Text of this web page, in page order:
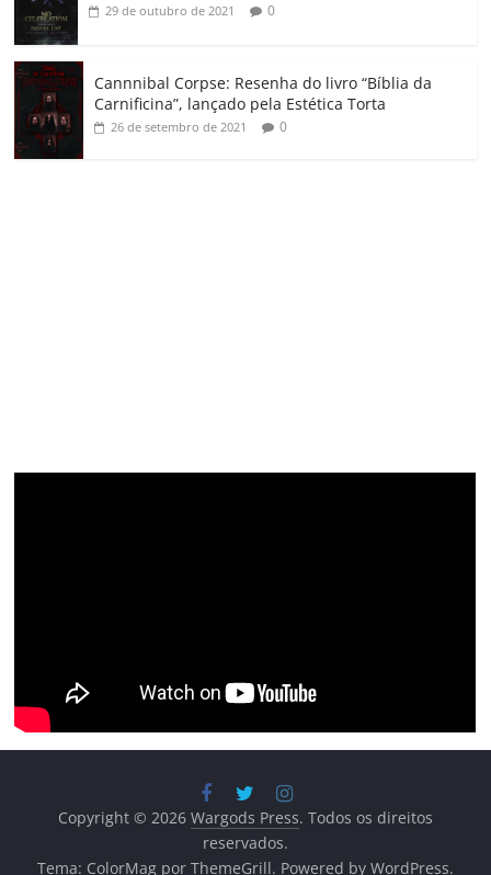
29 de outubro de 2021 0
Cannnibal Corpse: Resenha do livro “Bíblia da
Carnificina”, lançado pela Estética Torta
26 de setembro de 2021 0
Copyright © 2026 Wargods Press. Todos os direitos
reservados.
Tema: ColorMagpor ThemeGrill. Powered by WordPress.